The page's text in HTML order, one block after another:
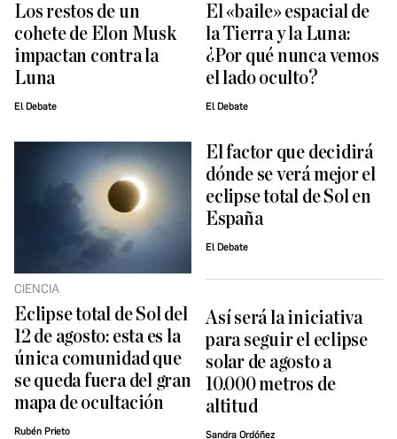
Los restos de un
cohete de Elon Musk
impactan contra la
Luna
El Debate
El «baile» espacial de
la Tierra y la Luna:
¿Por qué nunca vemos
el lado oculto?
El Debate
CIENCIA
Eclipse total de Sol del
12 de agosto: esta es la
única comunidad que
se queda fuera del gran
mapa de ocultación
Rubén Prieto
El factor que decidirá
dónde se verá mejor el
eclipse total de Sol en
España
El Debate
Así será la iniciativa
para seguir el eclipse
solar de agosto a
10.000 metros de
altitud
Sandra Ordóñez